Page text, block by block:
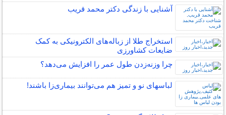
آشنایی با زندگی دکتر محمد قریب
استخراج طلا از زباله‌های الکترونیکی به کمک
ضایعات کشاورزی
چرا وزنه‌زدن طول عمر را افزایش می‌دهد؟
لباس‎های نو و تمیز هم می‌توانند بیماری‌زا باشند!